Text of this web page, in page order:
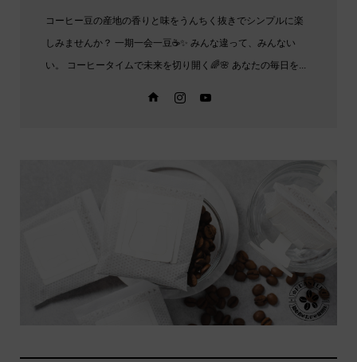
コーヒー豆の産地の香りと味をうんちく抜きでシンプルに楽
しみませんか？ 一期一会一豆☕✨️ みんな違って、みんない
い。 コーヒータイムで未来を切り開く🌈🌸 あなたの毎日を...